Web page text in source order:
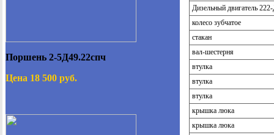
Поршень 2-5Д49.22спч
Цена 18 500 руб.
Дизельный двигатель
колесо зубчатое
стакан
вал-шестерня
втулка
втулка
втулка
крышка люка
крышка люка